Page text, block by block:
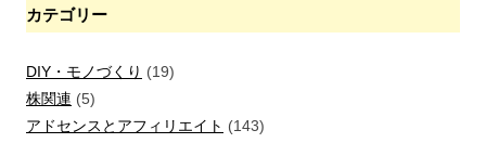
カテゴリー
DIY・モノづくり (19)
株関連 (5)
アドセンスとアフィリエイト (143)